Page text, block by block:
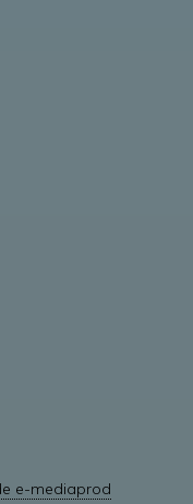
e-mediaprod